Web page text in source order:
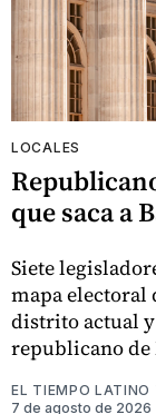
LOCALES
que saca a
Siete
mapa electoral
distrito actual
republicano de
EL TIEMPO LATINO
7 de agosto de 2026